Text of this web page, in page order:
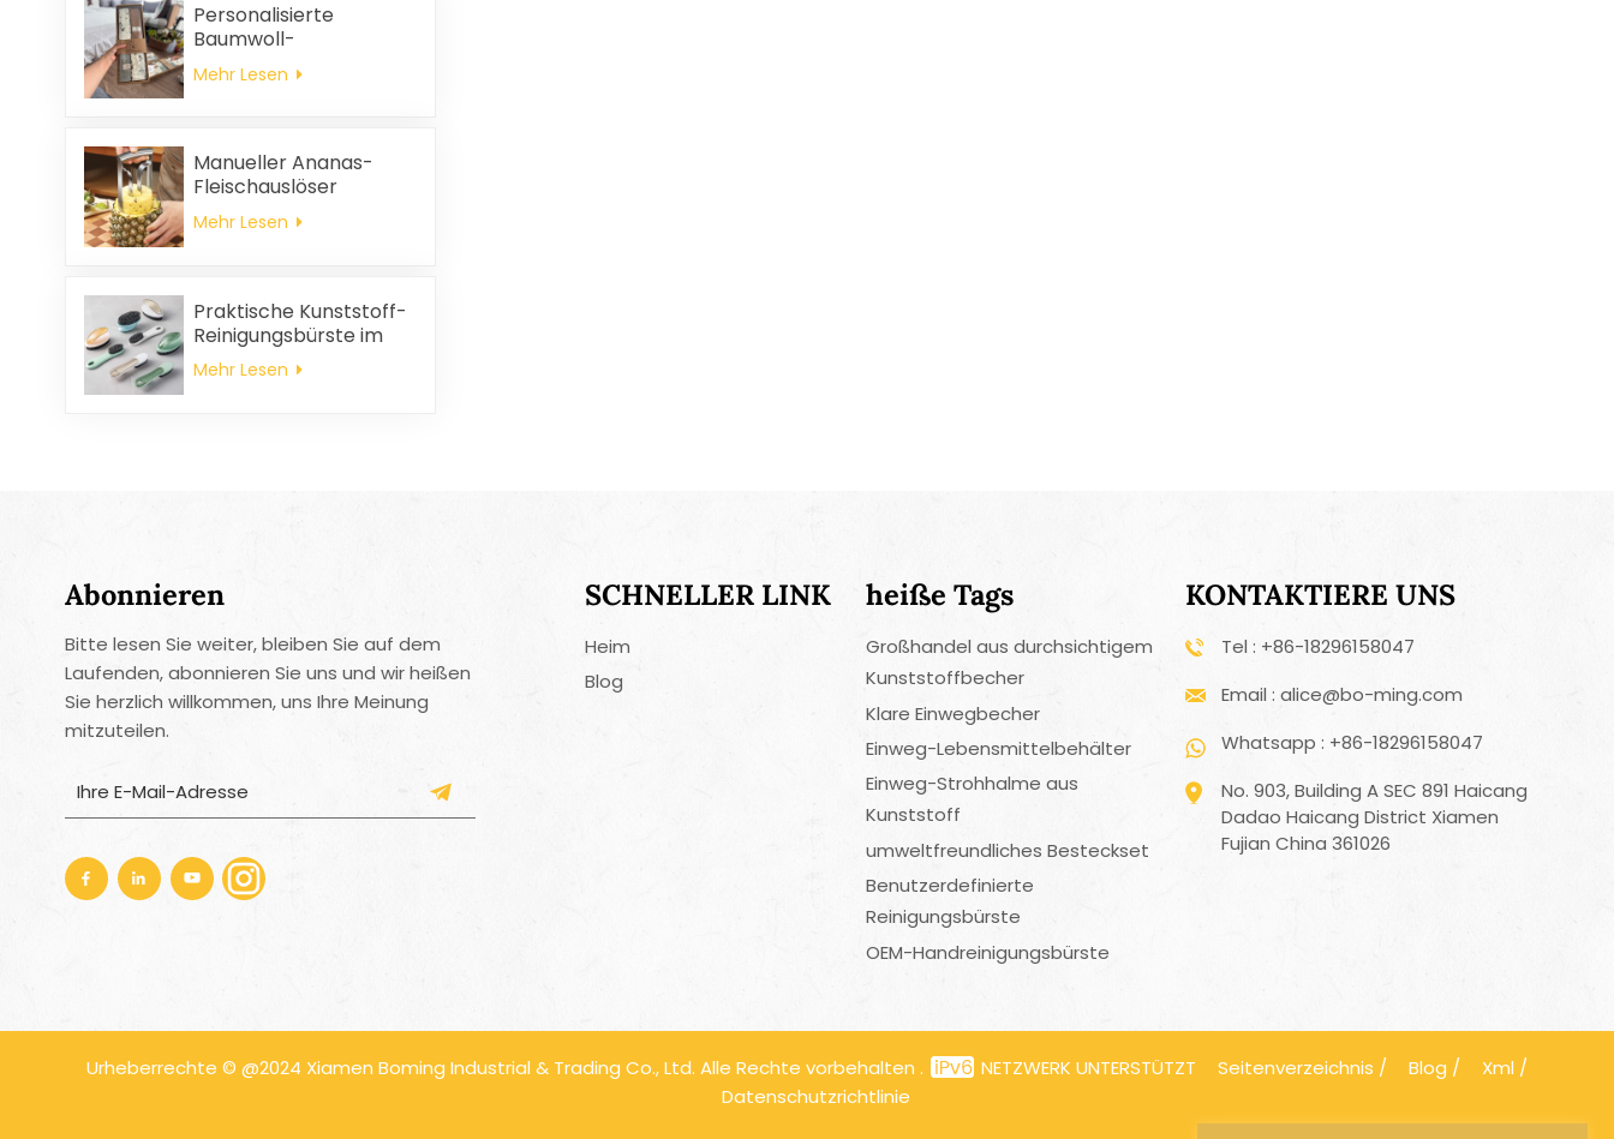
Personalisierte
Baumwoll-
Hochzeitsgeschenke
und
Servietten und
Putzlappen-
Mehr Lesen
Manueller Ananas-
Fleischauslöser
Mehr Lesen
Praktische Kunststoff-
Reinigungsbürste im
Großhandel
Mehr Lesen
Abonnieren
Bitte lesen Sie weiter, bleiben Sie auf dem
Laufenden, abonnieren Sie uns und wir heißen
Sie herzlich willkommen, uns Ihre Meinung
mitzuteilen.
SCHNELLER LINK
Heim
Blog
heiße Tags
Großhandel aus durchsichtigem
Kunststoffbecher
Klare Einwegbecher
Einweg-Lebensmittelbehälter
Einweg-Strohhalme aus
Kunststoff
umweltfreundliches Besteckset
Benutzerdefinierte
Reinigungsbürste
OEM-Handreinigungsbürste
KONTAKTIERE UNS
Tel : +86-18296158047
Email : alice@bo-ming.com
Whatsapp : +86-18296158047
No. 903, Building A SEC 891 Haicang
Dadao Haicang District Xiamen
Fujian China 361026
Urheberrechte © @2024 Xiamen Boming Industrial & Trading Co., Ltd. Alle Rechte vorbehalten . NETZWERK UNTERSTÜTZT Seitenverzeichnis / Blog / Xml /
Datenschutzrichtlinie